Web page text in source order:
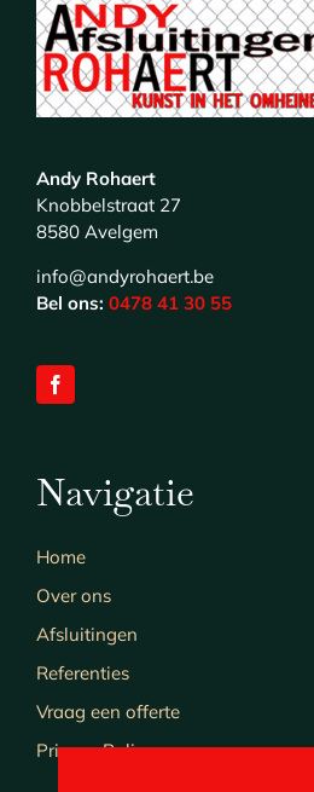
Andy Rohaert
Knobbelstraat 27
8580 Avelgem
info@andyrohaert.be
Bel ons: 0478 41 30 55
Navigatie
Home
Over ons
Afsluitingen
Referenties
Vraag een offerte
Privacy Policy